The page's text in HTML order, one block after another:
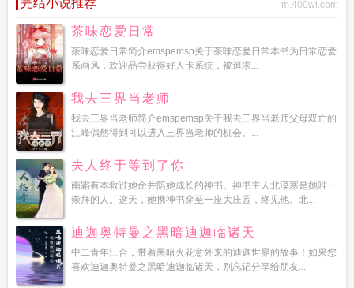
完结小说推荐 m.400wi.com
茶味恋爱日常
茶味恋爱日常简介emspemsp关于茶味恋爱日常本书为日常恋爱
系画风，欢迎品尝获得好人卡系统，被追求...
我去三界当老师
我去三界当老师简介emspemsp关于我去三界当老师父母双亡的
江峰偶然得到可以进入三界当老师的机会。...
夫人终于等到了你
南霜有本救过她命并陪她成长的神书。神书主人北漠寒是她唯一
崇拜的人。这天，她携神书穿至一座大庄园，终见他。北...
迪迦奥特曼之黑暗迪迦临诸天
中二青年江合，带着黑暗火花意外来的迪迦世界的故事！如果您
喜欢迪迦奥特曼之黑暗迪迦临诸天，别忘记分享给朋友...